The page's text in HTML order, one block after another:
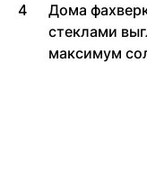
Дома
стеклами
максимум